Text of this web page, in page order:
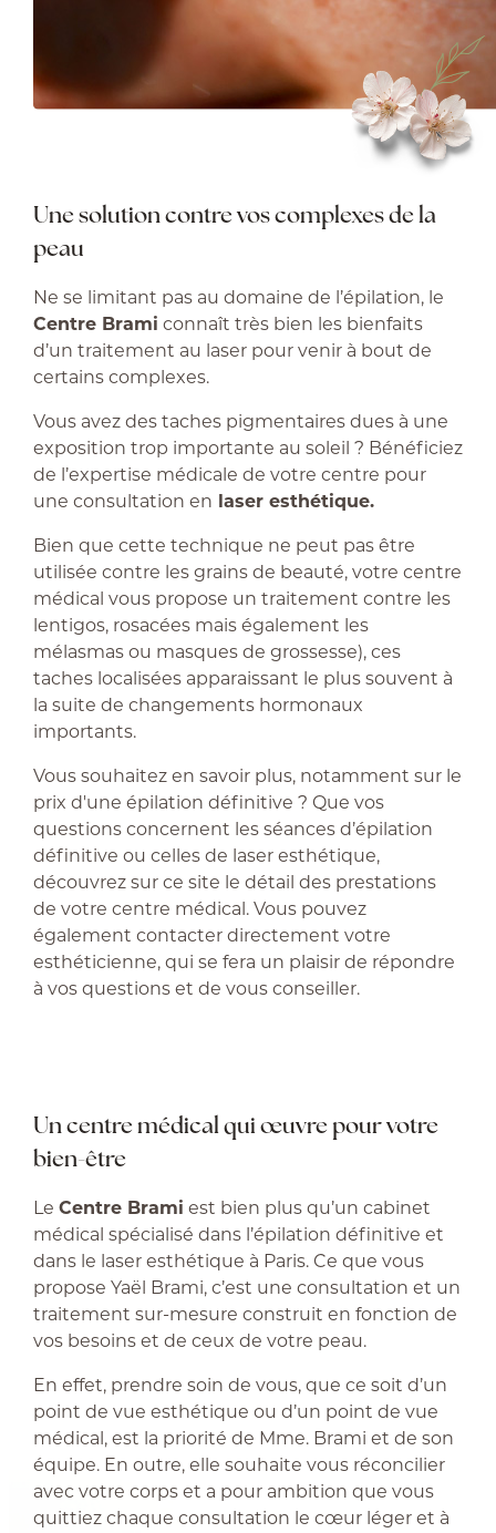
Une solution contre vos complexes de la
peau
Ne se limitant pas au domaine de l’épilation, le
Centre Brami connaît très bien les bienfaits
d’un traitement au laser pour venir à bout de
certains complexes.
Vous avez des taches pigmentaires dues à une
exposition trop importante au soleil ? Bénéficiez
de l’expertise médicale de votre centre pour
une consultation en laser esthétique.
Bien que cette technique ne peut pas être
utilisée contre les grains de beauté, votre centre
médical vous propose un traitement contre les
lentigos, rosacées mais également les
mélasmas ou masques de grossesse), ces
taches localisées apparaissant le plus souvent à
la suite de changements hormonaux
importants.
Vous souhaitez en savoir plus, notamment sur le
prix d'une épilation définitive ? Que vos
questions concernent les séances d’épilation
définitive ou celles de laser esthétique,
découvrez sur ce site le détail des prestations
de votre centre médical. Vous pouvez
également contacter directement votre
esthéticienne, qui se fera un plaisir de répondre
à vos questions et de vous conseiller.
Un centre médical qui œuvre pour votre
bien-être
Le Centre Brami est bien plus qu’un cabinet
médical spécialisé dans l’épilation définitive et
dans le laser esthétique à Paris. Ce que vous
propose Yaël Brami, c’est une consultation et un
traitement sur-mesure construit en fonction de
vos besoins et de ceux de votre peau.
En effet, prendre soin de vous, que ce soit d’un
point de vue esthétique ou d’un point de vue
médical, est la priorité de Mme. Brami et de son
équipe. En outre, elle souhaite vous réconcilier
avec votre corps et a pour ambition que vous
quittiez chaque consultation le cœur léger et à